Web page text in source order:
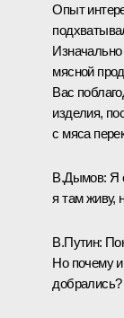
Опыт
мясной
Вас
изделия,
с мяса
В.Дымов: Я
я там живу,
В.Путин:
Но почему
добрались?